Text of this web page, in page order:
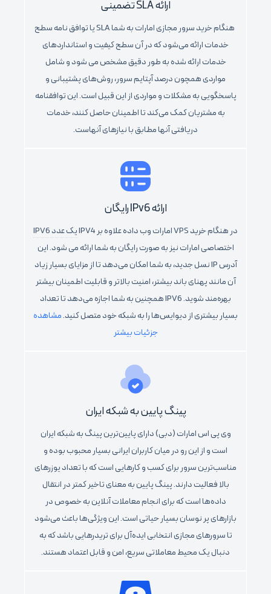
ارائه SLA تضمینی
هنگام خرید سرور مجازی امارات به شما SLA یا توافق نامه سطح
خدمات ارائه می‌شود که در آن سطح کیفیت و استانداردهای
خدمات ارائه شده به طور دقیق مشخص می شود و شامل
مواردی همچون درصد آپتایم سرور، روش‌های پشتیبانی و
پاسخگویی به مشکلات و مواردی از این قبیل است. این توافقنامه
به مشتریان کمک می‌کند تا اطمینان حاصل کنند، خدمات
دریافتی آنها مطابق با نیازهای آنهاست.
ارائه IPv6 رایگان
در هنگام خرید VPS امارات وب داده علاوه بر IPV4
یک عدد IPV6
اختصاصی امارات نیز به صورت رایگان به شما ارائه می شود. این
آدرس IP نسل جدید، به شما امکان می‌دهد تا از مزایای بسیار زیاد
آن مانند پهنای باند بیشتر، امنیت بالاتر و قابلیت اطمینان بیشتر
بهره‌مند شوید. IPV6 همچنین به شما اجازه می‌دهد تا تعداد
بسیار بیشتری از دیوایس‌ها را به شبکه خود متصل کنید.مشاهده
جزئیات بیشتر
پینگ پایین به شبکه ایران
وی پی اس امارات (دبی) دارای پایین‌ترین پینگ به شبکه ایران
است و از این رو در میان کاربران ایرانی بسیار محبوب بوده و
مناسب‌ترین سرور برای کسب و کارهایی است که با تعداد یوزرهای
بالا فعالیت دارند. پینگ پایین به معنای تاخیر کمتر در انتقال
داده‌ها است که برای انجام معاملات آنلاین به خصوص در
بازارهای پر نوسان بسیار حیاتی است. این ویژگی‌ها باعث می‌شود
تا سرورهای مجازی انتخابی ایده‌آل برای تریدرهایی باشد که به
دنبال یک محیط معاملاتی سریع، امن و قابل اعتماد هستند.